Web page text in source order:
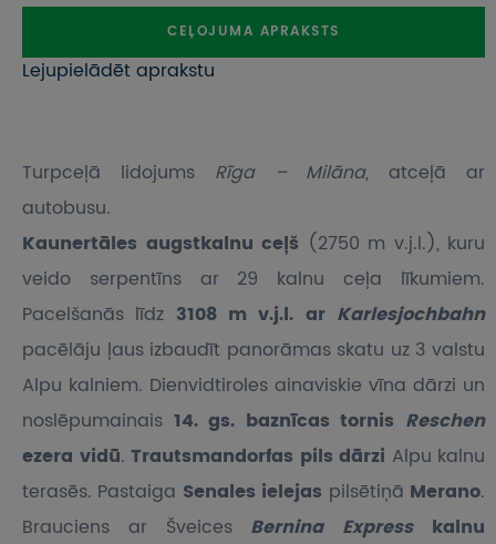
CEĻOJUMA APRAKSTS
Lejupielādēt aprakstu
Turpceļā lidojums Rīga – Milāna, atceļā ar
autobusu.
Kaunertāles augstkalnu ceļš (2750 m v.j.l.), kuru
veido serpentīns ar 29 kalnu ceļa līkumiem.
Pacelšanās līdz 3108 m v.j.l. ar Karlesjochbahn
pacēlāju ļaus izbaudīt panorāmas skatu uz 3 valstu
Alpu kalniem. Dienvidtiroles ainaviskie vīna dārzi un
noslēpumainais 14. gs. baznīcas tornis Reschen
ezera vidū. Trautsmandorfas pils dārzi Alpu kalnu
terasēs. Pastaiga Senales ielejas pilsētiņā Merano.
Brauciens ar Šveices Bernina Express kalnu